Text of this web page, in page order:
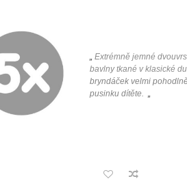
„ Extrémně jemné
bavlny tkané v klasické
bryndáček velmi
pusinku dítěte. „